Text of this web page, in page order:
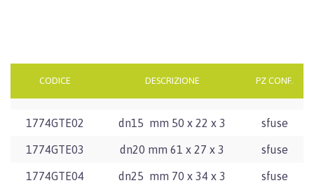
CODICE DESCRIZIONE PZ CONF.
1774GTE02 dn15 mm 50 x 22 x 3 sfuse
1774GTE03 dn20 mm 61 x 27 x 3 sfuse
1774GTE04 dn25 mm 70 x 34 x 3 sfuse